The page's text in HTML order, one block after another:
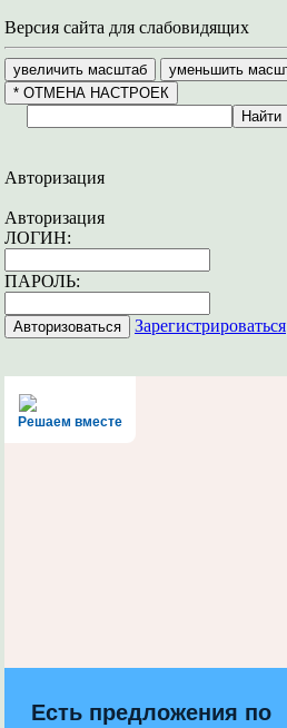
Версия сайта для слабовидящих
Авторизация
Авторизация
ЛОГИН:
ПАРОЛЬ:
Зарегистрироваться
Решаем вместе
Есть предложения по